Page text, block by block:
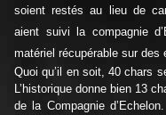
soient restés au lieu de
aient suivi la compagnie
matériel récupérable sur
Quoi qu’il en soit, 40 chars
L’historique donne bien 13
de la Compagnie